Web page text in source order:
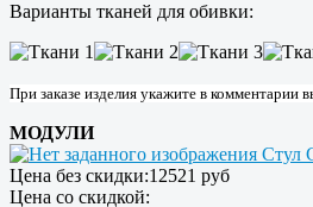
Варианты тканей для обивки:
При заказе изделия укажите в комментарии
МОДУЛИ
Стул
Цена без скидки:12521 руб
Цена со скидкой: